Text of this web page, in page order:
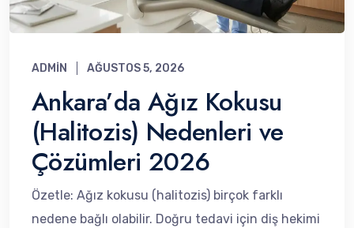
ADMIN AĞUSTOS 5, 2026
Ankara’da Ağız Kokusu
(Halitozis) Nedenleri ve
Çözümleri 2026
Özetle: Ağız kokusu (halitozis) birçok farklı
nedene bağlı olabilir. Doğru tedavi için diş hekimi